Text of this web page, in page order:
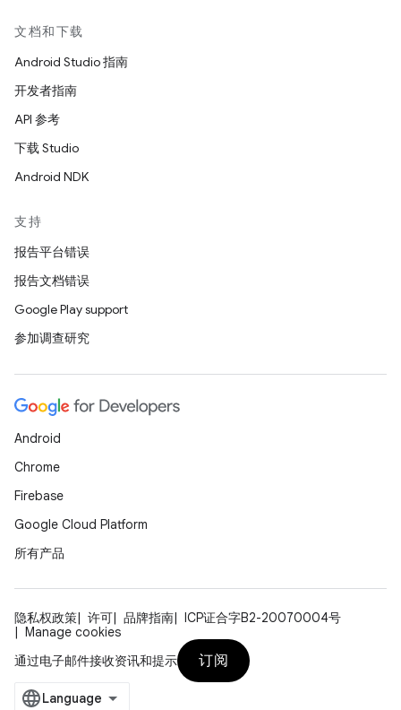
文档和下载
Android Studio 指南
开发者指南
API 参考
下载 Studio
Android NDK
支持
报告平台错误
报告文档错误
Google Play support
参加调查研究
Android
Chrome
Firebase
Google Cloud Platform
所有产品
隐私权政策 许可 品牌指南
ICP证合字B2-20070004号
Manage cookies
通过电子邮件接收资讯和提示
订阅